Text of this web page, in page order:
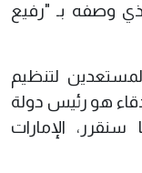
الذي وصفه بـ "رفيع
لتنظيم
هو رئيس دولة
سنقرر، الإمارات